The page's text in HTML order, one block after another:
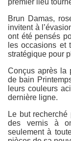
premier lieu
Brun Damas,
invitent à
ont été pensés
les occasions et
stratégique pour
Conçus après la
de bain
leurs couleurs
dernière ligne.
Le but
des vernis à
seulement à